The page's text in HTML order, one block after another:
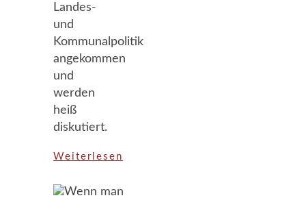
Landes-
und
Kommunalpolitik
angekommen
und
werden
heiß
diskutiert.
Weiterlesen